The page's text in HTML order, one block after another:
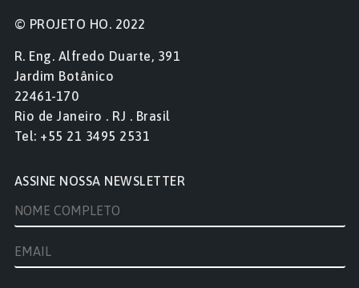
© PROJETO HO. 2022
R. Eng. Alfredo Duarte, 391
Jardim Botânico
22461-170
Rio de Janeiro . RJ . Brasil
Tel: +55 21 3495 2531
ASSINE NOSSA NEWSLETTER